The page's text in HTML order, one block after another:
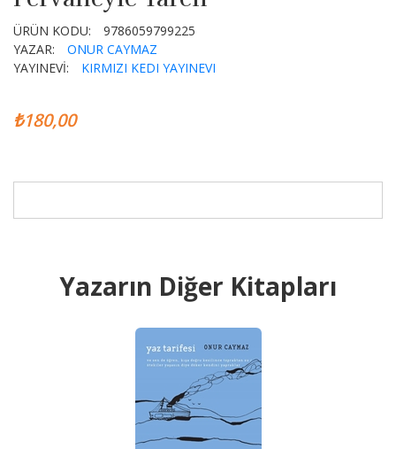
ÜRÜN KODU:
9786059799225
YAZAR:
ONUR CAYMAZ
YAYINEVİ:
KIRMIZI KEDI YAYINEVI
₺180,00
Yazarın Diğer Kitapları